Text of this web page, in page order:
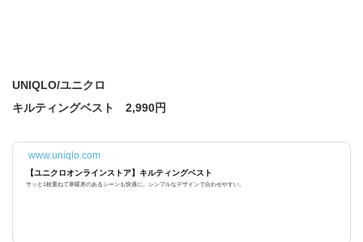
UNIQLO/ユニクロ
キルティングベスト 2,990円
www.uniqlo.com
【ユニクロオンラインストア】キルティングベスト
サッと1枚重ねて寒暖差のあるシーンも快適に。シンプルなデザインで合わせやすい。